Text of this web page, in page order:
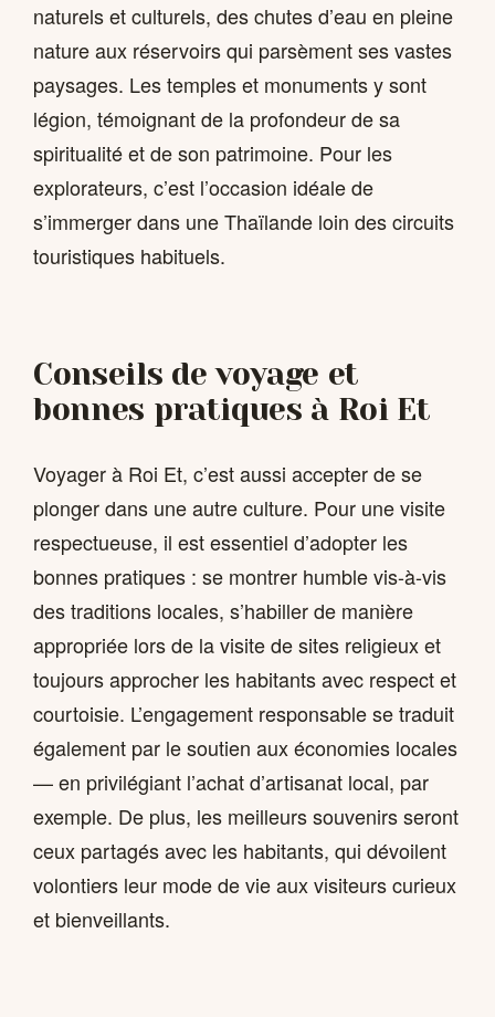
naturels et culturels, des chutes d’eau en pleine
nature aux réservoirs qui parsèment ses vastes
paysages. Les temples et monuments y sont
légion, témoignant de la profondeur de sa
spiritualité et de son patrimoine. Pour les
explorateurs, c’est l’occasion idéale de
s’immerger dans une Thaïlande loin des circuits
touristiques habituels.
Conseils de voyage et
bonnes pratiques à Roi Et
Voyager à Roi Et, c’est aussi accepter de se
plonger dans une autre culture. Pour une visite
respectueuse, il est essentiel d’adopter les
bonnes pratiques : se montrer humble vis-à-vis
des traditions locales, s’habiller de manière
appropriée lors de la visite de sites religieux et
toujours approcher les habitants avec respect et
courtoisie. L’engagement responsable se traduit
également par le soutien aux économies locales
— en privilégiant l’achat d’artisanat local, par
exemple. De plus, les meilleurs souvenirs seront
ceux partagés avec les habitants, qui dévoilent
volontiers leur mode de vie aux visiteurs curieux
et bienveillants.